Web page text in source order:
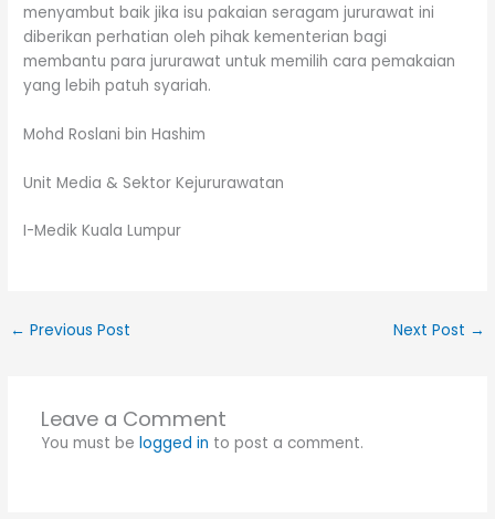
menyambut baik jika isu pakaian seragam jururawat ini
diberikan perhatian oleh pihak kementerian bagi
membantu para jururawat untuk memilih cara pemakaian
yang lebih patuh syariah.
Mohd Roslani bin Hashim
Unit Media & Sektor Kejururawatan
I-Medik Kuala Lumpur
← Previous Post Next Post →
Leave a Comment
You must be logged in to post a comment.